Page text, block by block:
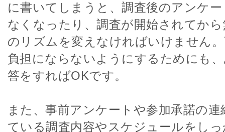
に書いてしまうと、調査後のアンケ
なくなったり、調査が開始されてか
のリズムを変えなければいけません
負担にならないようにするためにも
答をすればOKです。
また、事前アンケートや参加承諾の
ている調査内容やスケジュールをし